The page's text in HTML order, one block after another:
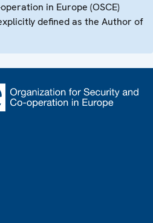
in Europe (OSCE)
defined as the Author of